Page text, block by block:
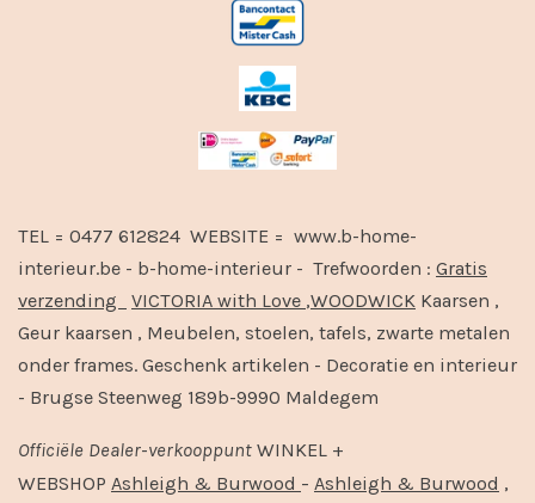
TEL = 0477 612824 WEBSITE = www.b-home-
interieur.be - b-home-interieur - Trefwoorden : Gratis
verzending
VICTORIA with Love ,WOODWICK Kaarsen ,
Geur kaarsen , Meubelen, stoelen, tafels, zwarte metalen
onder frames. Geschenk artikelen - Decoratie en interieur
- Brugse Steenweg 189b-9990 Maldegem
Officiële Dealer-verkooppunt WINKEL +
WEBSHOP Ashleigh & Burwood - Ashleigh & Burwood ,